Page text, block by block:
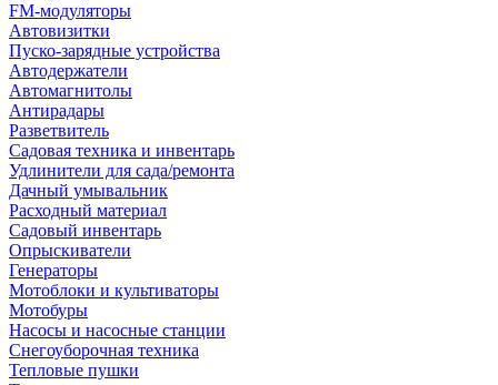
FM-модуляторы
Автовизитки
Пуско-зарядные устройства
Автодержатели
Автомагнитолы
Антирадары
Разветвитель
Садовая техника и инвентарь
Удлинители для сада/ремонта
Дачный умывальник
Расходный материал
Садовый инвентарь
Опрыскиватели
Генераторы
Мотоблоки и культиваторы
Мотобуры
Насосы и насосные станции
Снегоуборочная техника
Тепловые пушки